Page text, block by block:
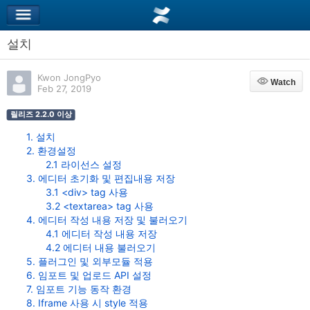
설치
Kwon JongPyo
Feb 27, 2019
Watch
Watch
릴리즈 2.2.0 이상
1. 설치
2. 환경설정
2.1 라이선스 설정
3. 에디터 초기화 및 편집내용 저장
3.1 <div> tag 사용
3.2 <textarea> tag 사용
4. 에디터 작성 내용 저장 및 불러오기
4.1 에디터 작성 내용 저장
4.2 에디터 내용 불러오기
5. 플러그인 및 외부모듈 적용
6. 임포트 및 업로드 API 설정
7. 임포트 기능 동작 환경
8. Iframe 사용 시 style 적용